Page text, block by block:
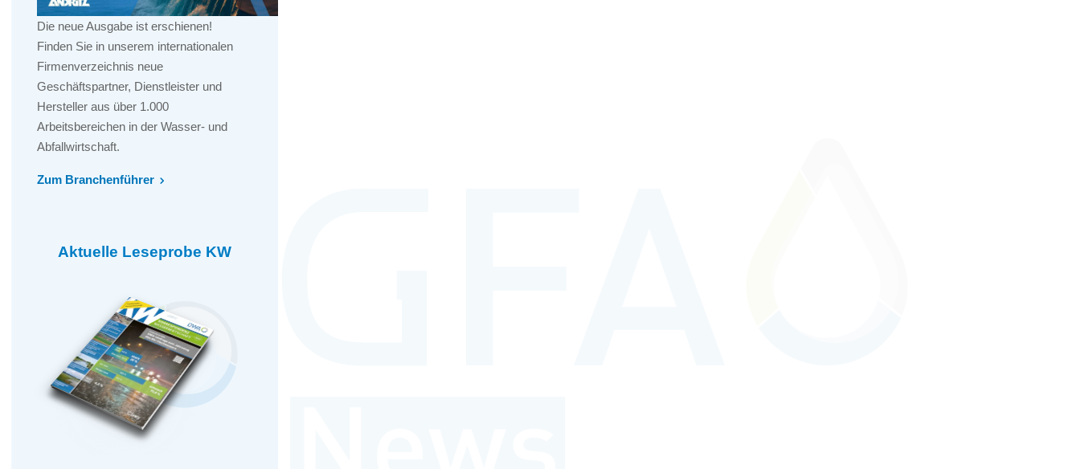
Die neue Ausgabe ist erschienen!
Finden Sie in unserem internationalen
Firmenverzeichnis neue
Geschäftspartner, Dienstleister und
Hersteller aus über 1.000
Arbeitsbereichen in der Wasser- und
Abfallwirtschaft.
Zum Branchenführer
Aktuelle Leseprobe KW